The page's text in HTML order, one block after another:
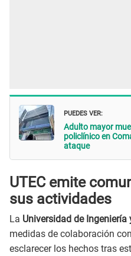
PUEDES VER:
Adulto mayor
policlínico en
ataque
UTEC emite
sus actividades
La Universidad de Ingeniería
medidas de colaboración
esclarecer los hechos tras